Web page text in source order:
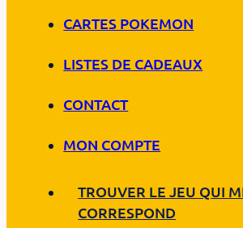
CARTES POKEMON
LISTES DE CADEAUX
CONTACT
MON COMPTE
TROUVER LE JEU QUI
CORRESPOND